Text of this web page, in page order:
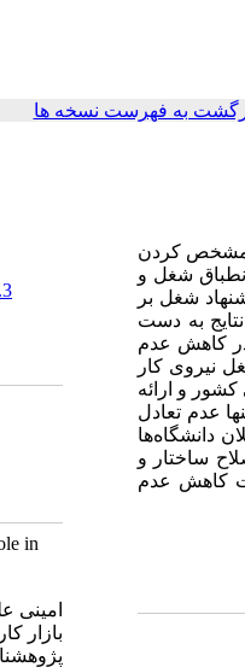
به فهرست نسخه ها
in
امینی
بازار
مشخص کردن
شغل و
شغل بر
به دست
در کاهش عدم
نیروی کار
کشور و ارائه
عدم تعادل
دانشگاه‌ها
ساختار و
کاهش عدم